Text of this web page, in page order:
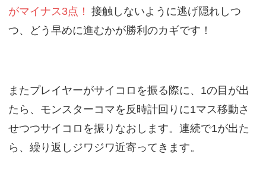
がマイナス3点！ 接触しないように逃げ隠れしつ
つ、どう早めに進むかが勝利のカギです！
またプレイヤーがサイコロを振る際に、1の目が出
たら、モンスターコマを反時計回りに1マス移動さ
せつつサイコロを振りなおします。連続で1が出た
ら、繰り返しジワジワ近寄ってきます。